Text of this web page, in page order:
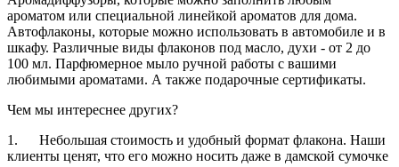
ароматом или специальной линейкой ароматов для дома.
Автофлаконы, которые можно использовать в автомобиле и в
шкафу. Различные виды флаконов под масло, духи - от 2 до
100 мл. Парфюмерное мыло ручной работы с вашими
любимыми ароматами. А также подарочные сертификаты.
Чем мы интереснее других?
1. Небольшая стоимость и удобный формат флакона. Наши
клиенты ценят, что его можно носить даже в дамской сумочке